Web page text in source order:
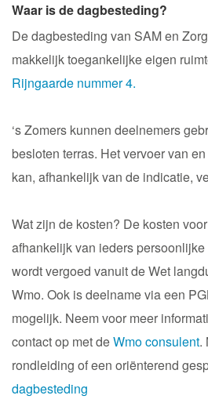
Waar is de dagbesteding?
De dagbesteding van SAM en
makkelijk toegankelijke eigen
Rijngaarde nummer 4.
‘s Zomers kunnen deelnemers
besloten terras. Het vervoer van
kan, afhankelijk van de indicatie,
Wat zijn de kosten? De kosten
afhankelijk van ieders
wordt vergoed vanuit de Wet
Wmo. Ook is deelname via een
mogelijk. Neem voor meer
contact op met deWmo consulent.
rondleiding of een oriënterend
dagbesteding